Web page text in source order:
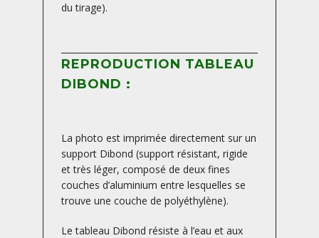
du tirage).
REPRODUCTION TABLEAU
DIBOND :
La photo est imprimée directement sur un
support Dibond (support résistant, rigide
et très léger, composé de deux fines
couches d’aluminium entre lesquelles se
trouve une couche de polyéthylène).
Le tableau Dibond résiste à l’eau et aux